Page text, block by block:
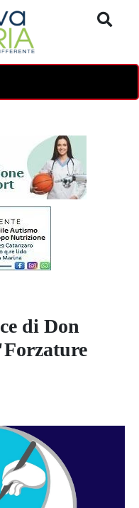
di Don